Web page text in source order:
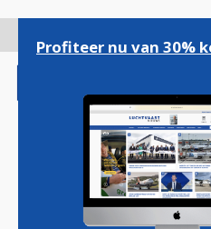
gaan
Magazine
Profiteer nu van 30%